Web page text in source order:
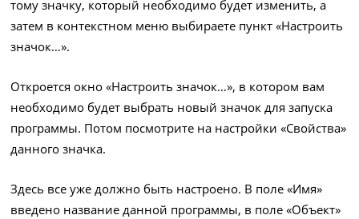
тому значку, который необходимо будет изменить, а
затем в контекстном меню выбираете пункт «Настроить
значок…».
Откроется окно «Настроить значок…», в котором вам
необходимо будет выбрать новый значок для запуска
программы. Потом посмотрите на настройки «Свойства»
данного значка.
Здесь все уже должно быть настроено. В поле «Имя»
введено название данной программы, в поле «Объект»